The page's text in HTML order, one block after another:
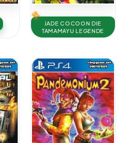
JADE COCOON DIE
TAMAMAYU LEGENDE